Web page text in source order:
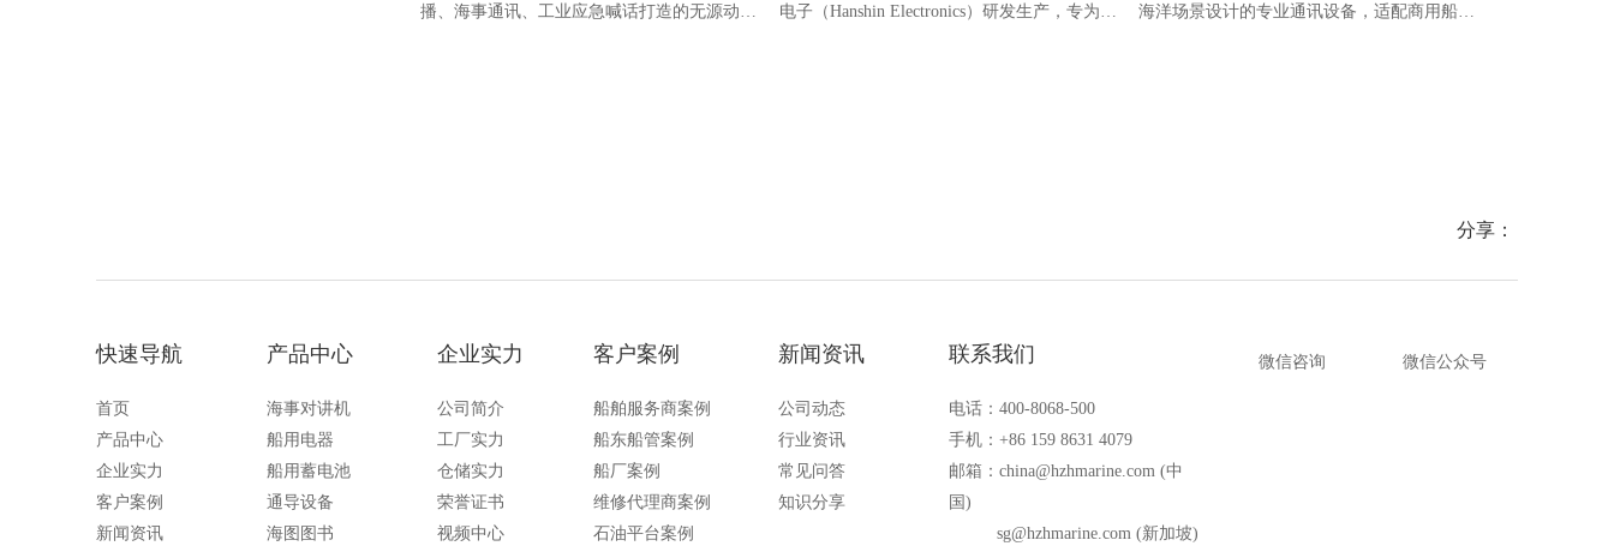
播、海事通讯、工业应急喊话打造的无源动圈
电子（Hanshin Electronics）研发生产，专为船
海洋场景设计的专业通讯设备，适配商用船
分享：
快速导航
首页
产品中心
企业实力
客户案例
新闻资讯
产品中心
海事对讲机
船用电器
船用蓄电池
通导设备
海图图书
企业实力
公司简介
工厂实力
仓储实力
荣誉证书
视频中心
客户案例
船舶服务商案例
船东船管案例
船厂案例
维修代理商案例
石油平台案例
新闻资讯
公司动态
行业资讯
常见问答
知识分享
联系我们
电话：400-8068-500
手机：+86 159 8631 4079
邮箱：china@hzhmarine.com (中
国)
sg@hzhmarine.com (新加坡)
微信咨询 微信公众号